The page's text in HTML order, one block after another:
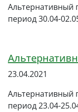
Альтернативный
период 30.04-
23.04.2021
Альтернативный
период 23.04-